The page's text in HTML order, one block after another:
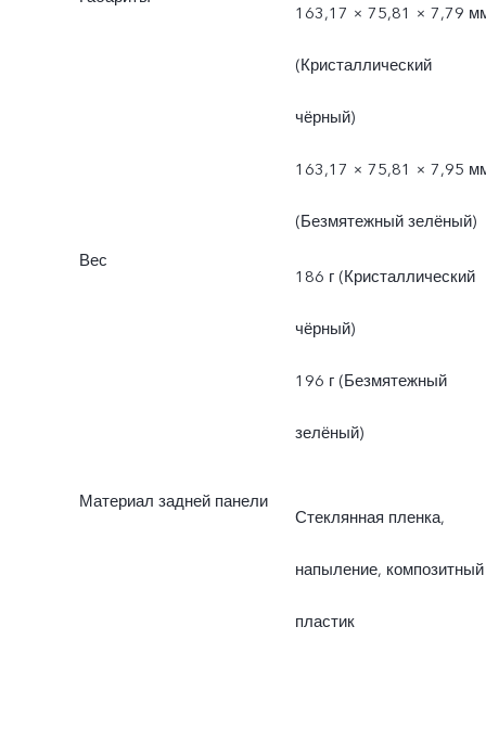
163,17 × 75,81 × 7,79
(Кристаллический
чёрный)
163,17 × 75,81 × 7,95
(Безмятежный зелёный)
Вес
186 г (Кристаллический
чёрный)
196 г (Безмятежный
зелёный)
Материал задней панели
Стеклянная пленка,
напыление, композитный
пластик